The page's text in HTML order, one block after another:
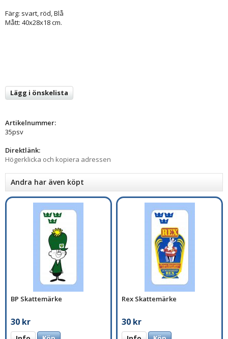
Färg: svart, röd, Blå
Mått: 40x28x18 cm.
Lägg i önskelista
Artikelnummer:
35psv
Direktlänk:
Högerklicka och kopiera adressen
Andra har även köpt
BP Skattemärke
30 kr
Rex Skattemärke
30 kr